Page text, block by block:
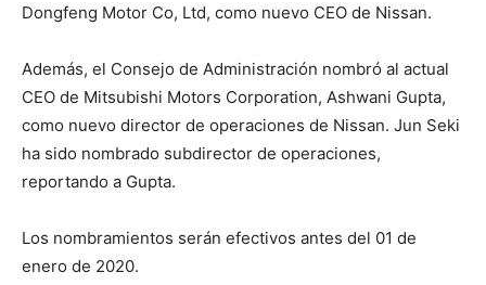
Dongfeng Motor Co, Ltd, como nuevo CEO de Nissan.
Además, el Consejo de Administración nombró al actual
CEO de Mitsubishi Motors Corporation, Ashwani Gupta,
como nuevo director de operaciones de Nissan. Jun Seki
ha sido nombrado subdirector de operaciones,
reportando a Gupta.
Los nombramientos serán efectivos antes del 01 de
enero de 2020.